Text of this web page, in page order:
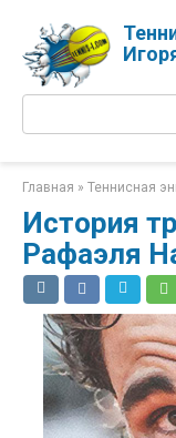
контенту
Главная » Теннисная
История
Рафаэля